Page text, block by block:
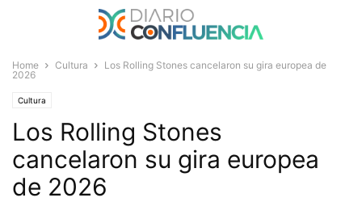
Home Cultura
Los Rolling Stones cancelaron su gira europea de
2026
Cultura
Los Rolling Stones
cancelaron su gira europea
de 2026